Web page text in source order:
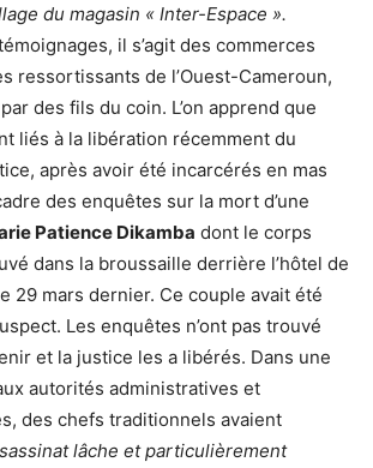
du magasin « Inter-Espace ».
il s’agit des commerces
ressortissants de l’Ouest-Cameroun,
des fils du coin. L’on apprend que
liés à la libération récemment du
après avoir été incarcérés en mas
des enquêtes sur la mort d’une
Patience Dikamba dont le corps
dans la broussaille derrière l’hôtel de
29 mars dernier. Ce couple avait été
Les enquêtes n’ont pas trouvé
et la justice les a libérés. Dans une
autorités administratives et
des chefs traditionnels avaient
lâche et particulièrement